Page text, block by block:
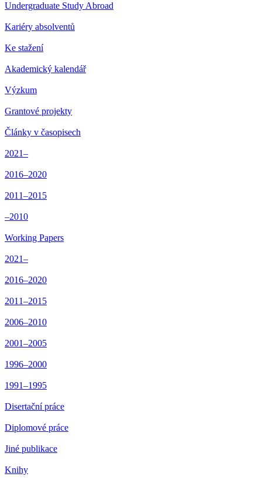
Undergraduate Study Abroad
Kariéry absolventů
Ke stažení
Akademický kalendář
Výzkum
Grantové projekty
Články v časopisech
2021–
2016–2020
2011–2015
–2010
Working Papers
2021–
2016–2020
2011–2015
2006–2010
2001–2005
1996–2000
1991–1995
Disertační práce
Diplomové práce
Jiné publikace
Knihy